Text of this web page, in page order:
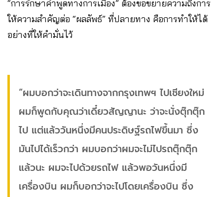
“การรักษาคำพูดทางการเมือง” ต้องขอขยายความถึงการ
ให้ความสำคัญต่อ “ผลลัพธ์” ที่ปลายทาง คือการทำให้ได้
อย่างที่ให้คำมั่นไว้
“ผมบอกว่าจะเดินทางจากกรุงเทพฯ ไปเชียงใหม่
ผมก็พูดกับคุณว่าเดี๋ยวสัญญานะ ว่าจะนั่งตุ๊กตุ๊ก
ไป แต่แล้ววันหนึ่งมีคนประดิษฐ์รถไฟขึ้นมา ซึ่ง
มันไปได้เร็วกว่า ผมบอกว่าผมจะไม่ไปรถตุ๊กตุ๊ก
แล้วนะ ผมจะไปด้วยรถไฟ แล้วพอวันหนึ่งมี
เครื่องบิน ผมก็บอกว่าจะไปโดยเครื่องบิน ซึ่ง